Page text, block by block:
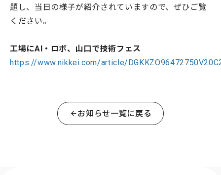
題し、当日の様子が紹介されていますので、ぜひご覧
ください。
工場にAI・ロボ、山口で技術フェス
https://www.nikkei.com/article/
お知らせ一覧に戻る